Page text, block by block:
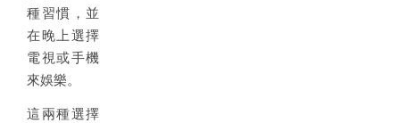
種習慣，並
在晚上選擇
電視或手機
來娛樂。
這兩種選擇